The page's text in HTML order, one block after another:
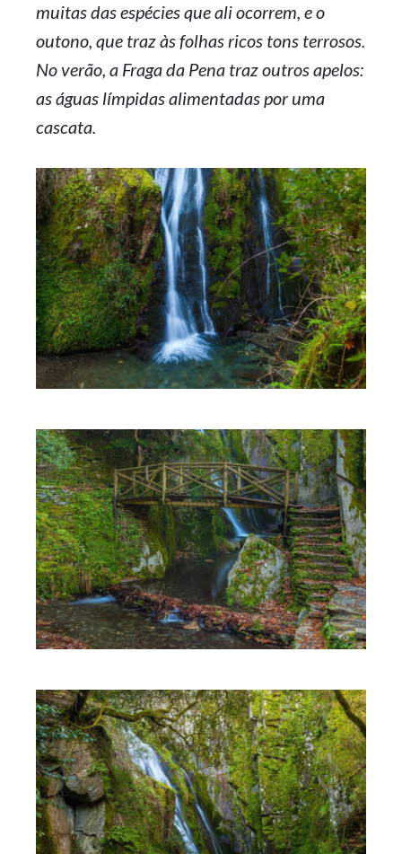
muitas das espécies que ali ocorrem, e o
outono, que traz às folhas ricos tons terrosos.
No verão, a Fraga da Pena traz outros apelos:
as águas límpidas alimentadas por uma
cascata.